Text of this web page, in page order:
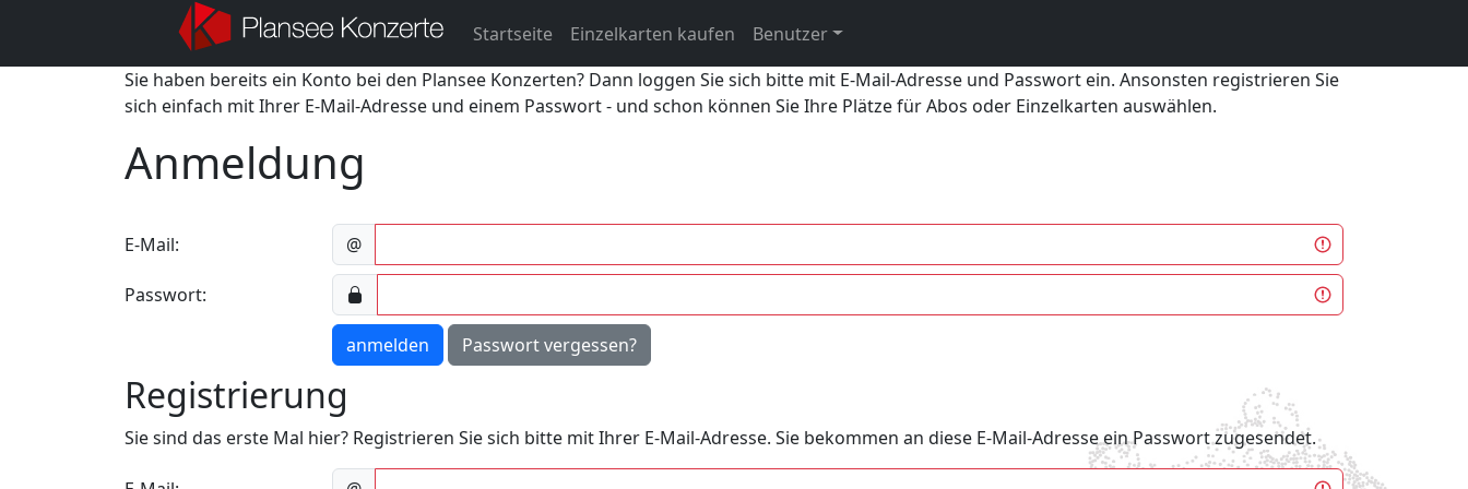
Startseite Einzelkarten kaufen
Benutzer
Sie haben bereits ein Konto bei den Plansee Konzerten? Dann loggen Sie sich bitte mit E-Mail-Adresse und Passwort ein. Ansonsten registrieren Sie
sich einfach mit Ihrer E-Mail-Adresse und einem Passwort - und schon können Sie Ihre Plätze für Abos oder Einzelkarten auswählen.
Anmeldung
E-Mail: @
Passwort:
anmelden Passwort vergessen?
Registrierung
Sie sind das erste Mal hier? Registrieren Sie sich bitte mit Ihrer E-Mail-Adresse. Sie bekommen an diese E-Mail-Adresse ein Passwort zugesendet.